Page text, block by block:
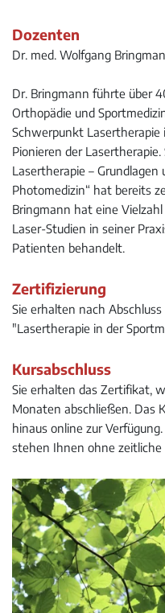
Dozenten
Dr. med. Wolfgang
Dr. Bringmann führte über
Orthopädie und
Schwerpunkt Lasertherapie
Pionieren der
Lasertherapie – Grundlagen
Photomedizin“ hat bereits
Bringmann hat eine
Laser-Studien in seiner
Patienten behandelt.
Zertifizierung
Sie erhalten nach
"Lasertherapie in der
Kursabschluss
Sie erhalten das Zertifikat,
Monaten abschließen. Das
hinaus online zur Verfügung.
stehen Ihnen ohne zeitliche